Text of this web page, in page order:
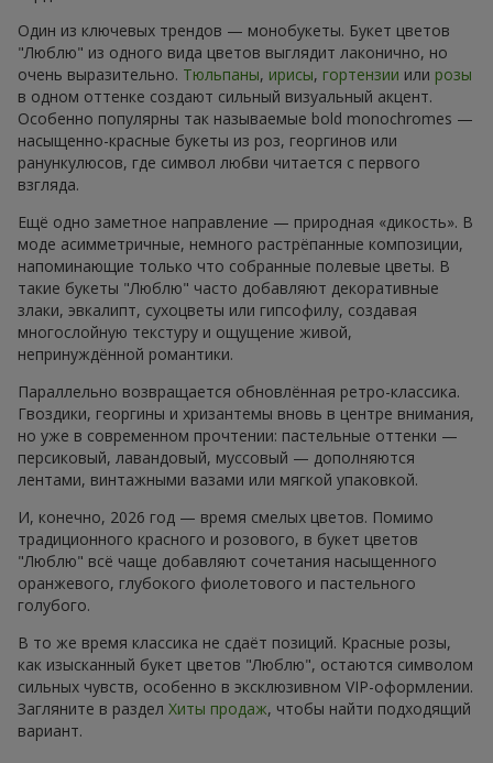
Один из ключевых трендов — монобукеты. Букет цветов
"Люблю" из одного вида цветов выглядит лаконично, но
очень выразительно. Тюльпаны, ирисы, гортензии или розы
в одном оттенке создают сильный визуальный акцент.
Особенно популярны так называемые bold monochromes —
насыщенно-красные букеты из роз, георгинов или
ранункулюсов, где символ любви читается с первого
взгляда.
Ещё одно заметное направление — природная «дикость». В
моде асимметричные, немного растрёпанные композиции,
напоминающие только что собранные полевые цветы. В
такие букеты "Люблю" часто добавляют декоративные
злаки, эвкалипт, сухоцветы или гипсофилу, создавая
многослойную текстуру и ощущение живой,
непринуждённой романтики.
Параллельно возвращается обновлённая ретро-классика.
Гвоздики, георгины и хризантемы вновь в центре внимания,
но уже в современном прочтении: пастельные оттенки —
персиковый, лавандовый, муссовый — дополняются
лентами, винтажными вазами или мягкой упаковкой.
И, конечно, 2026 год — время смелых цветов. Помимо
традиционного красного и розового, в букет цветов
"Люблю" всё чаще добавляют сочетания насыщенного
оранжевого, глубокого фиолетового и пастельного
голубого.
В то же время классика не сдаёт позиций. Красные розы,
как изысканный букет цветов "Люблю", остаются символом
сильных чувств, особенно в эксклюзивном VIP-оформлении.
Загляните в раздел Хиты продаж, чтобы найти подходящий
вариант.